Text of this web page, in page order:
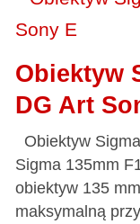
Obiektyw
DG Art
Obiektyw
Sigma 135mm
obiektyw 135
maksymalną